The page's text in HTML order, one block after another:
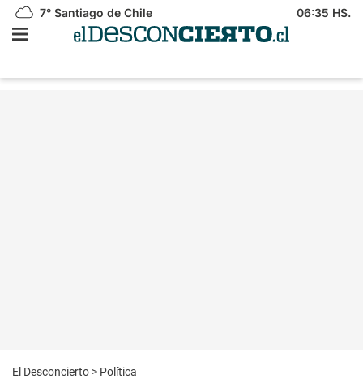
7° Santiago de Chile 06:35 HS.
El Desconcierto > Política